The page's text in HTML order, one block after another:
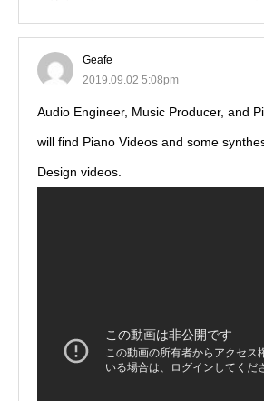
Geafe
2019.09.02 5:08pm
Audio Engineer, Music Producer, and
will find Piano Videos and some
Design videos.